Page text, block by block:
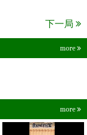
下一局
more
more